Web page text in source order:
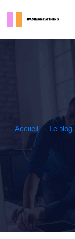
Accueil→ Le blog